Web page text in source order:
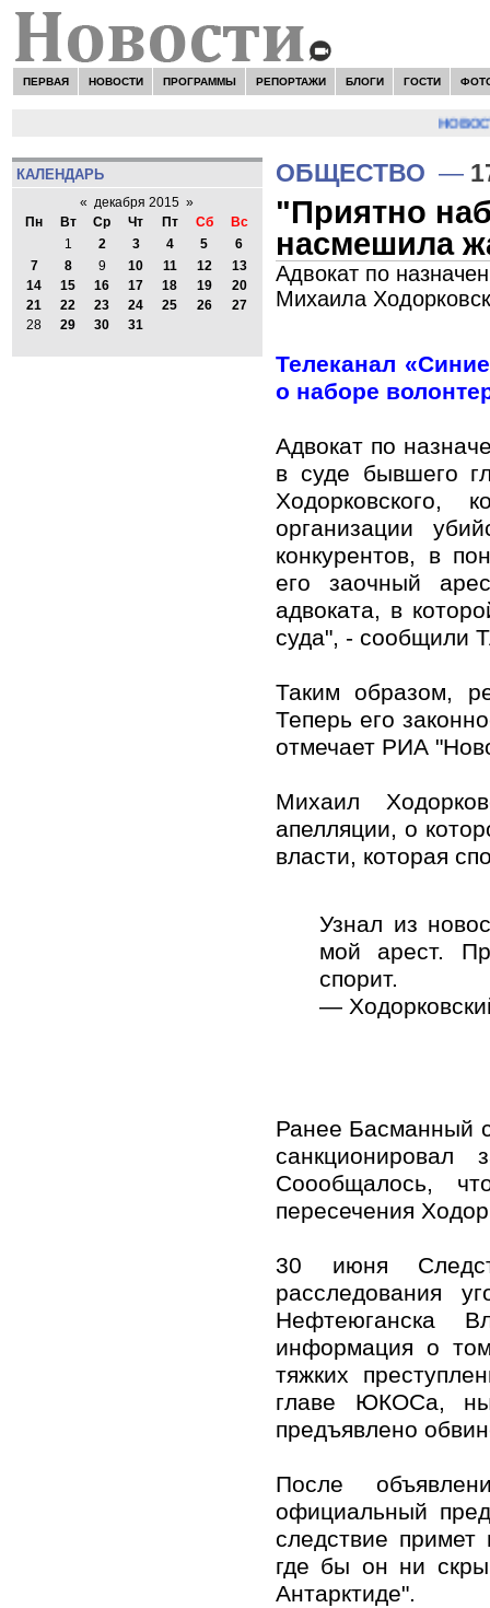
ПЕРВАЯ НОВОСТИ ПРОГРАММЫ РЕПОРТАЖИ БЛОГИ ГОСТИ
КАЛЕНДАРЬ
« декабря 2015 »
Пн
Вт Ср Чт Пт Сб
Вс
1
2 3 4 5
6
7
8 9 10 11 12
13
14
15 16 17 18 19
20
21
22 23 24 25 26
27
28
29 30 31
ОБЩЕСТВО —
"Приятно
насмешила
Адвокат по
Михаила
Телеканал
о наборе
Адвокат по
в суде бывшего
Ходорковского,
организации
конкурентов, в
его заочный
адвоката, в
суда", - сообщили
Таким образом,
Теперь его
отмечает РИА
Михаил
апелляции, о
власти, которая
Узнал из
мой арест.
спорит.
—
Ранее Басманный
санкционировал
Соообщалось,
пересечения
30 июня
расследования
Нефтеюганска
информация о
тяжких
главе ЮКОСа,
предъявлено
После
официальный
следствие примет
где бы он ни
Антарктиде".